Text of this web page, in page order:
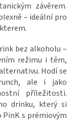
závěrem.
– ideální pro
bez alkoholu –
režimu i těm,
Hodí se
ale i jako
příležitosti.
drinku, který si
s prémiovým